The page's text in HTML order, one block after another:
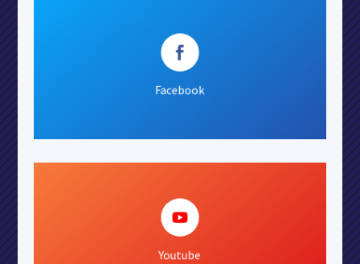

Facebook
Seguir

Youtube
Ver Canal